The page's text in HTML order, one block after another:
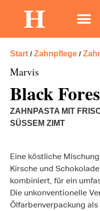
Start / Zahnpflege /
Marvis
Black
ZAHNPASTA MIT
SÜSSEM ZIMT
Eine köstliche
Kirsche und
kombiniert, für ein
Die unkonventionelle
Ölfarbenverpackung als